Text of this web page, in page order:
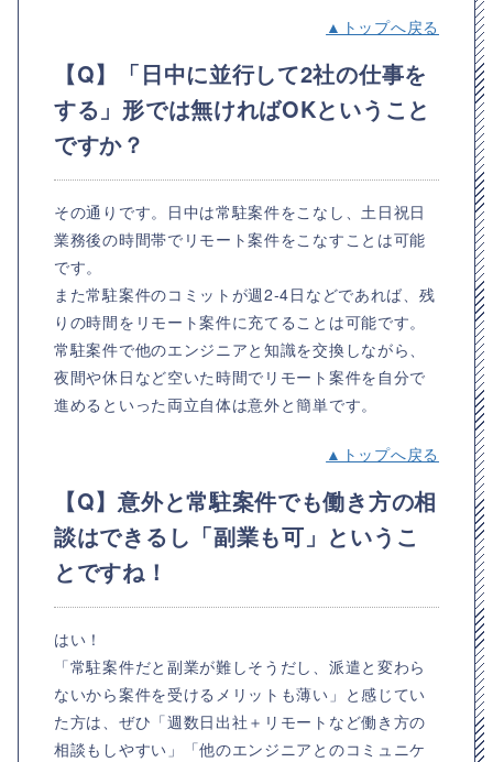
▲トップへ戻る
【Q】「日中に並行して2社の仕事を
する」形では無ければOKということ
ですか？
その通りです。日中は常駐案件をこなし、土日祝日
業務後の時間帯でリモート案件をこなすことは可能
です。
また常駐案件のコミットが週2‐4日などであれば、残
りの時間をリモート案件に充てることは可能です。
常駐案件で他のエンジニアと知識を交換しながら、
夜間や休日など空いた時間でリモート案件を自分で
進めるといった両立自体は意外と簡単です。
▲トップへ戻る
【Q】意外と常駐案件でも働き方の相
談はできるし「副業も可」というこ
とですね！
はい！
「常駐案件だと副業が難しそうだし、派遣と変わら
ないから案件を受けるメリットも薄い」と感じてい
た方は、ぜひ「週数日出社＋リモートなど働き方の
相談もしやすい」「他のエンジニアとのコミュニケ